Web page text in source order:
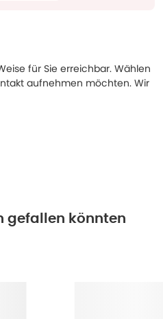
für Sie erreichbar. Wählen
aufnehmen möchten. Wir
gefallen könnten